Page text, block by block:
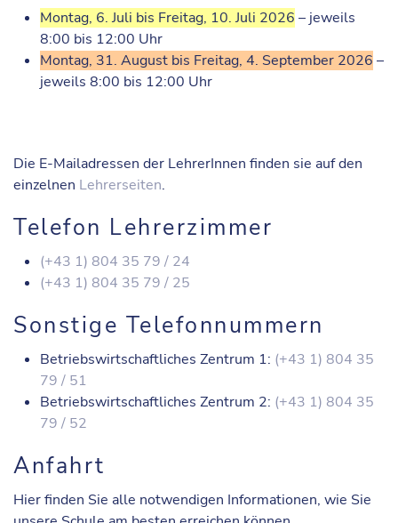
Montag, 6. Juli bis Freitag, 10. Juli 2026 – jeweils
8:00 bis 12:00 Uhr
Montag, 31. August bis Freitag, 4. September 2026 –
jeweils 8:00 bis 12:00 Uhr
Die E-Mailadressen der LehrerInnen finden sie auf den
einzelnen Lehrerseiten.
Telefon Lehrerzimmer
(+43 1) 804 35 79 / 24
(+43 1) 804 35 79 / 25
Sonstige Telefonnummern
Betriebswirtschaftliches Zentrum 1: (+43 1) 804 35
79 / 51
Betriebswirtschaftliches Zentrum 2: (+43 1) 804 35
79 / 52
Anfahrt
Hier finden Sie alle notwendigen Informationen, wie Sie